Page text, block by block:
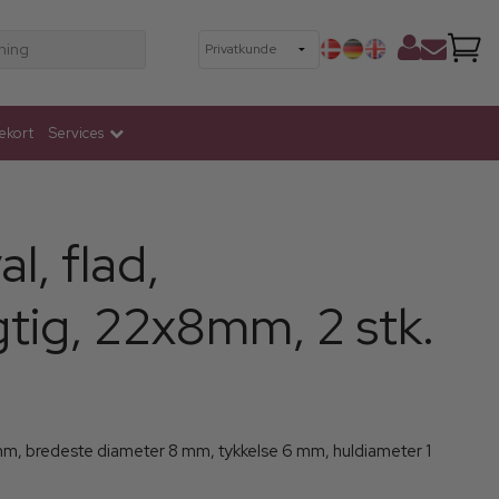
Services
flad,
22x8mm, 2 stk.
bredeste diameter 8 mm, tykkelse 6 mm, huldiameter 1